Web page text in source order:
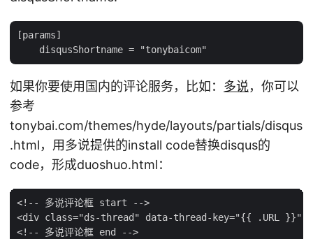
[params]
如果你要使用国内的评论服务，比如： 多说，你可以
参考
tonybai.com/themes/hyde/layouts/partials/disqus
.html，用多说提供的install code替换disqus的
code，形成duoshuo.html：
<!-- 多说评论框 start -->
<div class="ds-thread" data-thread-key="{{ .URL
<!-- 多说评论框 end -->